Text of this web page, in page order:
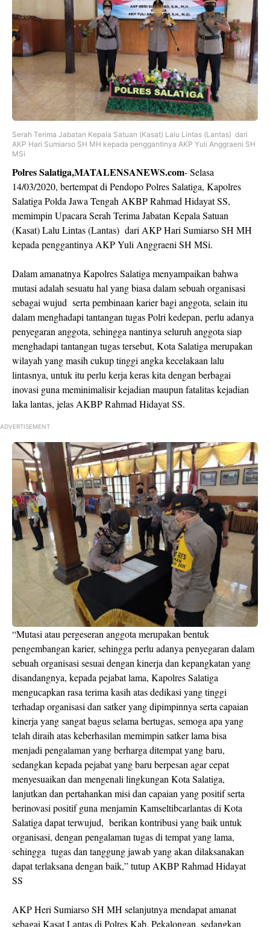
Serah Terima Jabatan Kepala Satuan (Kasat) Lalu Lintas (Lantas) dari
AKP Hari Sumiarso SH MH kepada penggantinya AKP Yuli Anggraeni SH
MSi
Polres Salatiga,MATALENSANEWS.com- Selasa
14/03/2020, bertempat di Pendopo Polres Salatiga, Kapolres
Salatiga Polda Jawa Tengah AKBP Rahmad Hidayat SS,
memimpin Upacara Serah Terima Jabatan Kepala Satuan
(Kasat) Lalu Lintas (Lantas) dari AKP Hari Sumiarso SH MH
kepada penggantinya AKP Yuli Anggraeni SH MSi.
Dalam amanatnya Kapolres Salatiga menyampaikan bahwa
mutasi adalah sesuatu hal yang biasa dalam sebuah organisasi
sebagai wujud serta pembinaan karier bagi anggota, selain itu
dalam menghadapi tantangan tugas Polri kedepan, perlu adanya
penyegaran anggota, sehingga nantinya seluruh anggota siap
menghadapi tantangan tugas tersebut, Kota Salatiga merupakan
wilayah yang masih cukup tinggi angka kecelakaan lalu
lintasnya, untuk itu perlu kerja keras kita dengan berbagai
inovasi guna meminimalisir kejadian maupun fatalitas kejadian
laka lantas, jelas AKBP Rahmad Hidayat SS.
ADVERTISEMENT
“Mutasi atau pergeseran anggota merupakan bentuk
pengembangan karier, sehingga perlu adanya penyegaran dalam
sebuah organisasi sesuai dengan kinerja dan kepangkatan yang
disandangnya, kepada pejabat lama, Kapolres Salatiga
mengucapkan rasa terima kasih atas dedikasi yang tinggi
terhadap organisasi dan satker yang dipimpinnya serta capaian
kinerja yang sangat bagus selama bertugas, semoga apa yang
telah diraih atas keberhasilan memimpin satker lama bisa
menjadi pengalaman yang berharga ditempat yang baru,
sedangkan kepada pejabat yang baru berpesan agar cepat
menyesuaikan dan mengenali lingkungan Kota Salatiga,
lanjutkan dan pertahankan misi dan capaian yang positif serta
berinovasi positif guna menjamin Kamseltibcarlantas di Kota
Salatiga dapat terwujud, berikan kontribusi yang baik untuk
organisasi, dengan pengalaman tugas di tempat yang lama,
sehingga tugas dan tanggung jawab yang akan dilaksanakan
dapat terlaksana dengan baik,” tutup AKBP Rahmad Hidayat
SS
AKP Heri Sumiarso SH MH selanjutnya mendapat amanat
sebagai Kasat Lantas di Polres Kab. Pekalongan, sedangkan